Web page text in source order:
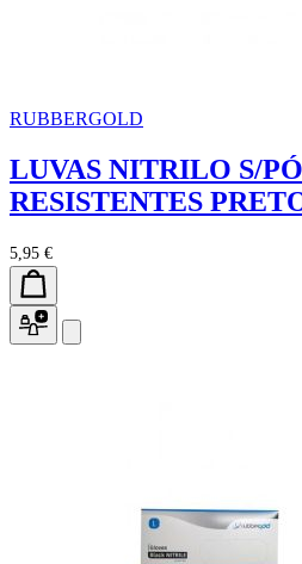
RUBBERGOLD
LUVAS NITRILO S/
RESISTENTES
5,95 €